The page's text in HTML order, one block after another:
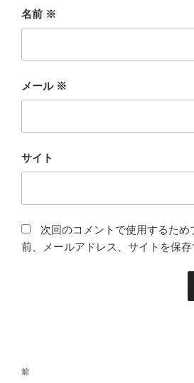
名前 ※
メール ※
サイト
次回のコメントで使用するため
前、メールアドレス、サイトを保存
投
前
前